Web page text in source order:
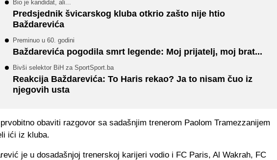
Bio je kandidat, ali...
Predsjednik švicarskog kluba otkrio zašto nije htio
Baždarevića
Preminuo u 60. godini
Baždarevića pogodila smrt legende: Moj prijatelj, moj brat...
Bivši selektor BiH za SportSport.ba
Reakcija Baždarevića: To Haris rekao? Ja to nisam čuo iz
njegovih usta
obaviti razgovor sa sadašnjim trenerom Paolom Tramezzanijem
ići iz kluba.
je u dosadašnjoj trenerskoj karijeri vodio i FC Paris, Al Wakrah, FC